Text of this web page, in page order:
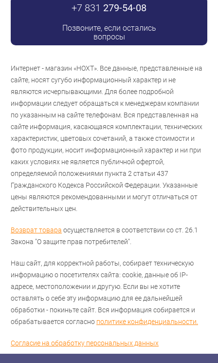
+7 831 279-54-08
Позвоните, если остались
вопросы
Интернет - магазин «НОХТ». Все данные, представленные на
сайте, носят сугубо информационный характер и не
являются исчерпывающими. Для более подробной
информации следует обращаться к менеджерам компании
по указанным на сайте телефонам. Вся представленная на
сайте информация, касающаяся комплектации, технических
характеристик, цветовых сочетаний, а также стоимости и
фото продукции, носит информационный характер и ни при
каких условиях не является публичной офертой,
определяемой положениями пункта 2 статьи 437
Гражданского Кодекса Российской Федерации. Указанные
цены являются рекомендованными и могут отличаться от
действительных цен.
Возврат товара осуществляется в соответствии со ст. 26.1
Закона "О защите прав потребителей".
Наш сайт, для корректной работы, собирает техническую
информацию о посетителях сайта: cookie, данные об IP-
адресе, местоположении и другую. Если вы не хотите
оставлять о себе эту информацию для ее дальнейшей
обработки - покиньте сайт. Вся информация собирается и
обрабатывается согласно политике конфиденциальности.
Согласие на обработку персональных данных